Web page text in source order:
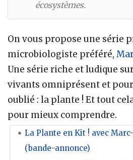
écosystèmes.
On vous propose une série
microbiologiste préféré,
Une série riche et ludique
vivants omniprésent et
oublié : la plante ! Et tout
pour mieux comprendre.
La Plante en Kit ! avec
(bande-annonce)